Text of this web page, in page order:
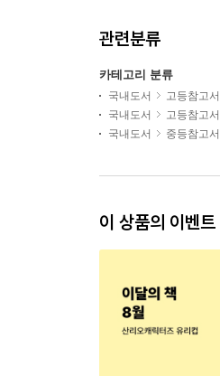
관련분류
카테고리 분류
국내도서 고등참고서
국내도서
고등참고서
국내도서
중등참고서
이 상품의 이벤트